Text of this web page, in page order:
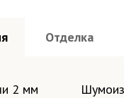
Отделка
2 мм